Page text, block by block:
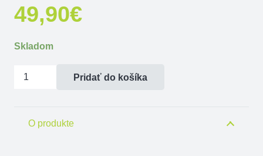
49,90€
Skladom
množstvo
mäso
Pridať do košíka
O produkte